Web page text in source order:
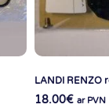
LANDI RENZO
18.00€ ar PVN